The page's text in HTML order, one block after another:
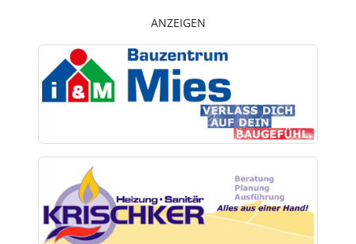
ANZEIGEN